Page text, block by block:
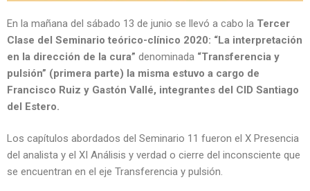
En la mañana del sábado 13 de junio se llevó a cabo la Tercer
Clase del Seminario teórico-clínico 2020: “La interpretación
en la dirección de la cura” denominada “Transferencia y
pulsión” (primera parte) la misma estuvo a cargo de
Francisco Ruiz y Gastón Vallé, integrantes del CID Santiago
del Estero.
Los capítulos abordados del Seminario 11 fueron el X Presencia
del analista y el XI Análisis y verdad o cierre del inconsciente que
se encuentran en el eje Transferencia y pulsión.